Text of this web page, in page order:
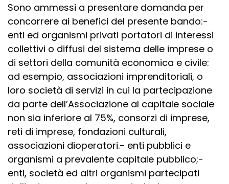
Sono ammessi a presentare domanda per
concorrere ai benefici del presente bando:-
enti ed organismi privati portatori di interessi
collettivi o diffusi del sistema delle imprese o
di settori della comunità economica e civile:
ad esempio, associazioni imprenditoriali, o
loro società di servizi in cui la partecipazione
da parte dell’Associazione al capitale sociale
non sia inferiore al 75%, consorzi di imprese,
reti di imprese, fondazioni culturali,
associazioni dioperatori.- enti pubblici e
organismi a prevalente capitale pubblico;-
enti, società ed altri organismi partecipati